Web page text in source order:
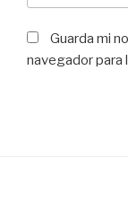
Guarda mi
navegador para